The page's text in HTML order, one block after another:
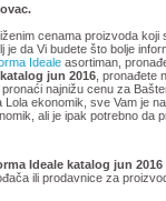
cenama proizvoda koji
je da Vi budete što bolje
Ideale asortiman,
jun 2016 , pronađete
pronaći najnižu cenu za
ekonomik, sve Vam je na
ali je ipak potrebno da
Ideale katalog jun 2016
ili prodavnice za